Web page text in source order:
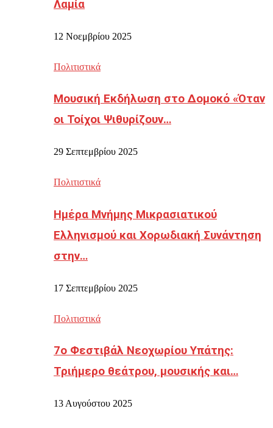
Λαμία
12 Νοεμβρίου 2025
Πολιτιστικά
Μουσική Εκδήλωση στο Δομοκό «Όταν
οι Τοίχοι Ψιθυρίζουν…
29 Σεπτεμβρίου 2025
Πολιτιστικά
Ημέρα Μνήμης Μικρασιατικού
Ελληνισμού και Χορωδιακή Συνάντηση
στην…
17 Σεπτεμβρίου 2025
Πολιτιστικά
7ο Φεστιβάλ Νεοχωρίου Υπάτης:
Τριήμερο θεάτρου, μουσικής και…
13 Αυγούστου 2025